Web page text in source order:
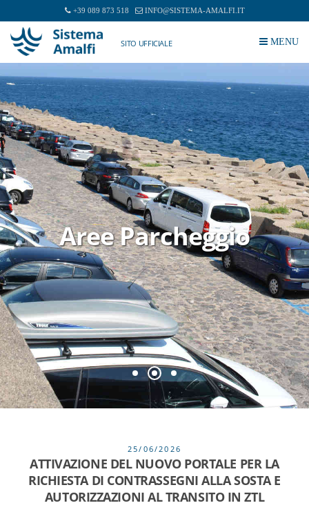
+39 089 873 518 INFO@SISTEMA-AMALFI.IT
SITO UFFICIALE MENU
25/06/2026
ATTIVAZIONE DEL NUOVO PORTALE PER LA
RICHIESTA DI CONTRASSEGNI ALLA SOSTA E
AUTORIZZAZIONI AL TRANSITO IN ZTL